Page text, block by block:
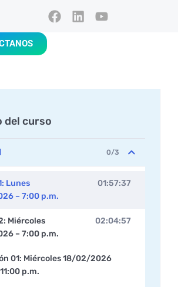
del curso
0/3
Lunes
– 7:00 p.m.
01:57:37
Miércoles
– 7:00 p.m.
02:04:57
01: Miércoles 18/02/2026
p.m.